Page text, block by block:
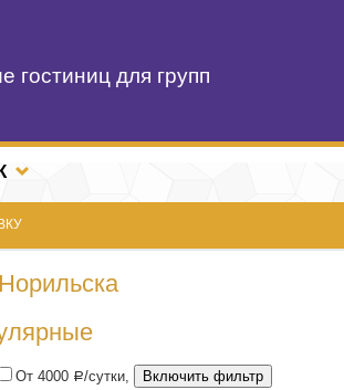
гостиниц для групп
От 4000 Р/сутки,